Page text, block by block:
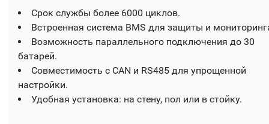
Срок службы более 6000 циклов.
Встроенная система BMS для защиты и
Возможность параллельного подключения до 30
батарей.
Совместимость с CAN и RS485 для упрощенной
настройки.
Удобная установка: на стену, пол или в стойку.